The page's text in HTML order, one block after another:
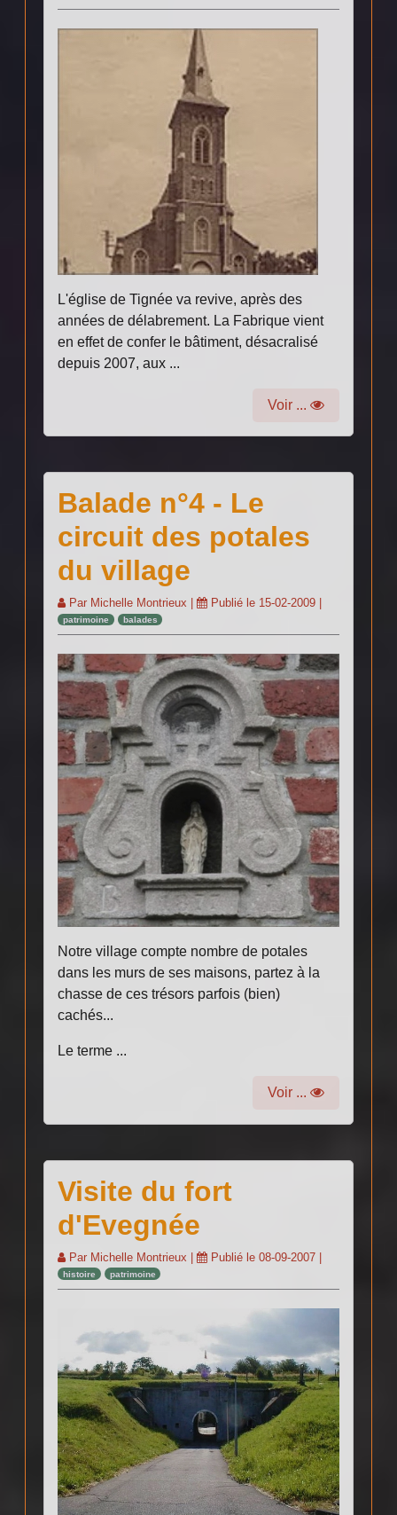
L'église de Tignée va revive, après des
années de délabrement. La Fabrique vient
en effet de confer le bâtiment, désacralisé
depuis 2007, aux ...
Voir ...
Balade n°4 - Le
circuit des potales
du village
Par Michelle Montrieux | Publié le 15-02-2009
patrimoine balades
Notre village compte nombre de potales
dans les murs de ses maisons, partez à la
chasse de ces trésors parfois (bien)
cachés...
Le terme ...
Voir ...
Visite du fort
d'Evegnée
Par Michelle Montrieux | Publié le08-09-2007
histoire patrimoine